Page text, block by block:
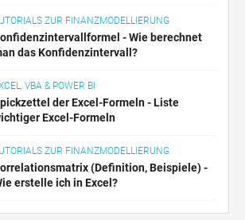
ZUR FINANZMODELLIERUNG
- Wie berechnet
das Konfidenzintervall?
VBA & POWER BI
der Excel-Formeln - Liste
Excel-Formeln
ZUR FINANZMODELLIERUNG
(Definition, Beispiele) -
erstelle ich in Excel?